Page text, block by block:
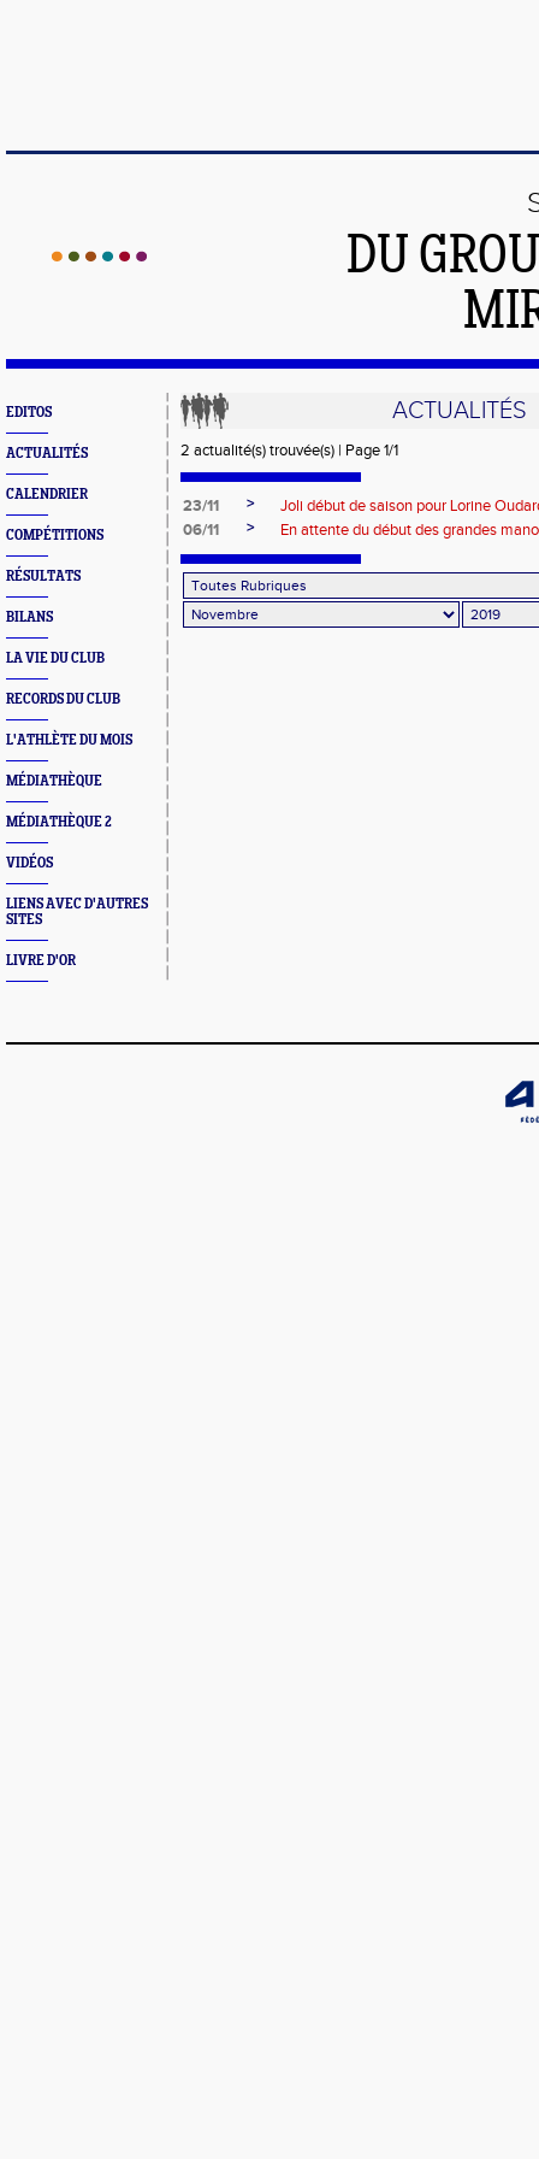
DU
EDITOS
ACTUALITÉS
CALENDRIER
COMPÉTITIONS
RÉSULTATS
BILANS
LA VIE DU CLUB
RECORDS DU CLUB
L'ATHLÈTE DU MOIS
MÉDIATHÈQUE
MÉDIATHÈQUE 2
VIDÉOS
LIENS AVEC D'AUTRES
SITES
LIVRE D'OR
ACTUALITÉS
2 actualité(s) trouvée(s) | Page 1/1
23/11 >
Joli début de saison pour Lorine
06/11
> En attente du début des grandes